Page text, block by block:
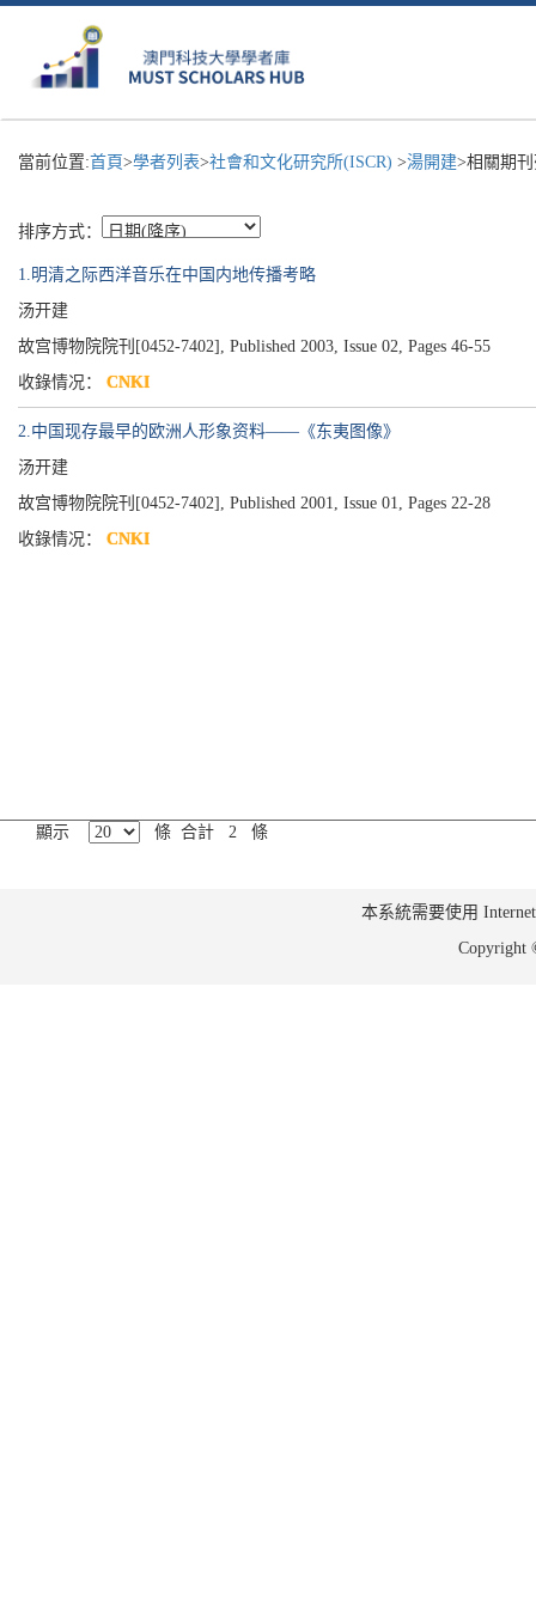
當前位置:首頁>學者列表>社會和文化研究所(ISCR) >湯開建>相關期
排序方式：
1.明清之际西洋音乐在中国内地传播考略
汤开建
故宫博物院院刊[0452-7402], Published 2003, Issue 02, Pages 46-55
收錄情况： CNKI
2.中国现存最早的欧洲人形象资料——《东夷图像》
汤开建
故宫博物院院刊[0452-7402], Published 2001, Issue 01, Pages 22-28
收錄情况： CNKI
顯示 條 合計 2 條
本系統需要使用
Copyright